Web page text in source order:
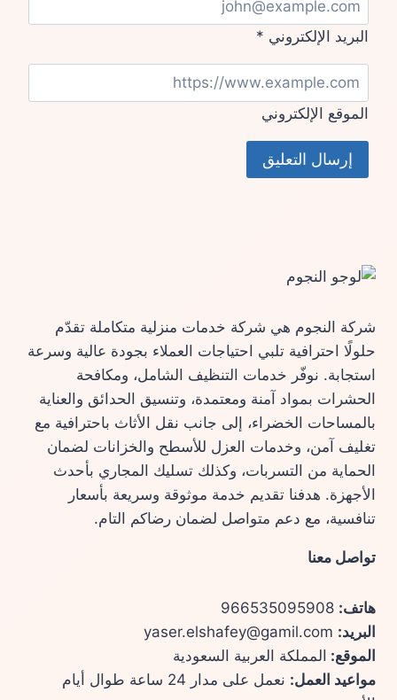
البريد الإلكتروني *
الموقع الإلكتروني
شركة النجوم هي شركة خدمات منزلية متكاملة تقدّم
حلولًا احترافية تلبي احتياجات العملاء بجودة عالية وسرعة
استجابة. نوفّر خدمات التنظيف الشامل، ومكافحة
الحشرات بمواد آمنة ومعتمدة، وتنسيق الحدائق والعناية
بالمساحات الخضراء، إلى جانب نقل الأثاث باحترافية مع
تغليف آمن، وخدمات العزل للأسطح والخزانات لضمان
الحماية من التسربات، وكذلك تسليك المجاري بأحدث
الأجهزة. هدفنا تقديم خدمة موثوقة وسريعة بأسعار
تنافسية، مع دعم متواصل لضمان رضاكم التام.
تواصل معنا
هاتف:
البريد:
الموقع: المملكة العربية السعودية
مواعيد العمل:
نعمل على مدار 24 ساعة طوال أيام